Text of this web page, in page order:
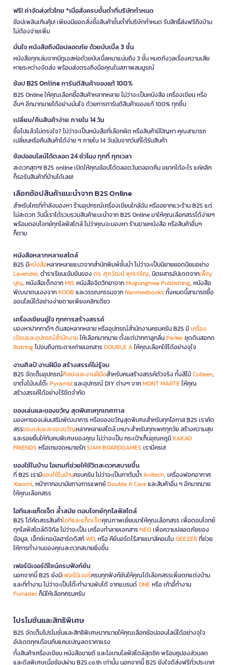
ฟรี! ค่าจัดส่งทั่วไทย *เมื่อสั่งครบขั้นต่ำที่บริษัทกำหนด
ช้อปเพลินเกินคุ้ม! เพียงมียอดสั่งซื้อสินค้าขั้นต่ำที่บริษัทกำหนด รับสิทธิ์ส่งฟรีถึงบ้าน
ไม่ต้องจ่ายเพิ่ม
มั่นใจ หนังสือถึงมือปลอดภัย ด้วยบับเบิ้ล 3 ชั้น
หนังสือทุกเล่มจากบีทูเอสห่อด้วยบับเบิ้ลหนาแน่นถึง 3 ชั้น หมดกังวลเรื่องความเสีย
หายระหว่างจัดส่ง พร้อมส่งตรงถึงมือคุณในสภาพสมบูรณ์
ช้อป B2S Online การันตีสินค้าของแท้ 100%
B2S Online ให้คุณเลือกซื้อสินค้าหลากหลาย ไม่ว่าจะเป็นหนังสือ เครื่องเขียน หรือ
อื่นๆ อีกมากมายได้อย่างมั่นใจ ด้วยการการันตีสินค้าของแท้ 100% ทุกชิ้น
เปลี่ยน/คืนสินค้าง่าย ภายใน 14 วัน
ซื้อไปแล้วไม่ตรงใจ? ไม่ว่าจะเป็นหนังสือที่เลือกผิด หรือสินค้ามีปัญหา คุณสามารถ
เปลี่ยนหรือคืนสินค้าได้ง่าย ๆ ภายใน 14 วันนับจากวันที่ได้รับสินค้า
ช้อปออนไลน์ได้ตลอด 24 ชั่วโมง ทุกที่ ทุกเวลา
สะดวกสุดๆ! B2S online เปิดให้คุณช้อปได้ตลอดวันตลอดคืน อยากได้อะไร แค่คลิก
ก็รอรับสินค้าที่บ้านได้เลย!
เลือกช้อปสินค้าแนะนำจาก B2S Online
สำหรับใครที่กำลังมองหา ร้านอุปกรณ์เครื่องเขียนใกล้ฉัน หรืออยากแวะร้าน B2S แต่
ไม่สะดวก วันนี้เราได้รวบรวมสินค้าแนะนำจาก B2S Online มาให้คุณเลือกสรรได้ง่ายๆ
พร้อมตอบโจทย์ทุกไลฟ์สไตล์ ไม่ว่าคุณจะมองหา ร้านขายหนังสือ หรือสินค้าอื่นๆ
ก็ตาม
หนังสือหลากหลายสไตล์
B2S มีหนังสือหลากหลายแนวจากสำนักพิมพ์ชั้นนำ ไม่ว่าจะเป็นนิยายยอดนิยมอย่าง
Lavender, ตำราเรียนเข้มข้นของดร. ศุภวัฒน์ พุกเจริญ, นิตยสารอัปเดตจากเพ็ญ
บุญ, หนังสือเด็กจากMIS หนังสือจิตวิทยาจากMugunghwa Publishing, หนังสือ
พัฒนาตนเองจากKOOB และวรรณกรรมจากNanmeebooks ทั้งหมดนี้สามารถซื้อ
ออนไลน์ได้อย่างง่ายดายเพียงคลิกเดียว
เครื่องเขียนคู่ใจ ทุกการสร้างสรรค์
มองหาปากกาดีๆ ดินสอหลากหลาย หรืออุปกรณ์สำนักงานครบครัน B2S มีเครื่อง
เขียนและอุปกรณ์สำนักงานให้เลือกมากมาย ตั้งแต่ปากกาลูกลื่นParkerชุดดินสอกด
Rotringไปจนถึงกระดาษถ่ายเอกสารDOUBLE Aให้คุณเลือกใช้ได้อย่างจุใจ
งานศิลป์ งานฝีมือ สร้างสรรค์ไม่รู้จบ
B2S จัดเต็มอุปกรณ์ศิลปะและงานฝีมือสำหรับคนสร้างสรรค์ตัวจริง ทั้งสีไม้Colleen,
ขาตั้งไม้บนโต๊ะPyramidและอุปกรณ์ DIY ต่างๆ จากMONT MARTEให้คุณ
สร้างสรรค์ได้อย่างไร้ขีดจำกัด
ของเล่นและของขวัญ สุดพิเศษทุกเทศกาล
มองหาของเล่นเสริมพัฒนาการ หรือของขวัญสุดพิเศษสำหรับทุกโอกาส B2S เราคัด
สรรของเล่นและของขวัญหลากหลายสไตล์ เหมาะสำหรับทุกเพศทุกวัย สร้างความสุข
และรอยยิ้มให้กับคนพิเศษของคุณ ไม่ว่าจะเป็น กระเป๋าเก็บอุณหภูมิKAKAO
FRIENDS หรือเกมจดหมายรักSIAM BOARDGAMES เรามีครบ!
ของใช้ในบ้าน ไอเทมที่ช่วยให้ชีวิตสะดวกสบายขึ้น
ที่ B2S เรามีของใช้ในบ้านครบครัน ไม่ว่าจะเป็นกาต้มน้ำAnitech, เครื่องฟอกอากาศ
Xiaomi, หน้ากากอนามัยทางการแพทย์Double A Careและสินค้าอื่น ๆ อีกมากมาย
ให้คุณเลือกสรร
ไอทีและแก็ดเจ็ต ล้ำสมัย ตอบโจทย์ทุกไลฟ์สไตล์
B2S ได้คัดสรรสินค้าไอทีและแก็ดเจ็ตคุณภาพเยี่ยมมาให้คุณเลือกสรร เพื่อตอบโจทย์
ทุกไลฟ์สไตล์ดิจิทัล ไม่ว่าจะเป็น เครื่องทำลายเอกสารNEOเพื่อความปลอดภัยของ
ข้อมูล, เอ็กซ์เทอนัลฮาร์ดดิสก์WD, หรือ คีย์บอร์ดไร้สายเมาส์คอมโบGEEZERที่ช่วย
ให้การทำงานของคุณสะดวกสบายยิ่งขึ้น
เฟอร์นิเจอร์ดีไซน์ครบฟังก์ชั่น
นอกจากนี้ B2S ยังมีเฟอร์นิเจอร์ครบทุกฟังก์ชันให้คุณได้เลือกสรรเพื่อตกแต่งบ้าน
และที่ทำงาน ไม่ว่าจะเป็นโต๊ะทำงานพับได้ จากแบรนด์ONEหรือ เก้าอี้ทำงาน
Furradecก็มีให้เลือกครบครัน
โปรโมชั่นและสิทธิพิเศษ
B2S จัดเต็มโปรโมชั่นและสิทธิพิเศษมากมายให้คุณเลือกช้อปออนไลน์ได้อย่างจุใจ
อัปเดตทุกเดือนกับแคมเปญลดราคาแรง
ทั้งสินค้าเครื่องเขียน หนังสือขายดี และไอเทมไลฟ์สไตล์สุดชิค พร้อมคูปองส่วนลด
และดีลพิเศษเมื่อช้อปผ่าน B2S.co.th เท่านั้น นอกจากนี้ B2S ยังใจดีส่งฟรีทั่วประเทศ